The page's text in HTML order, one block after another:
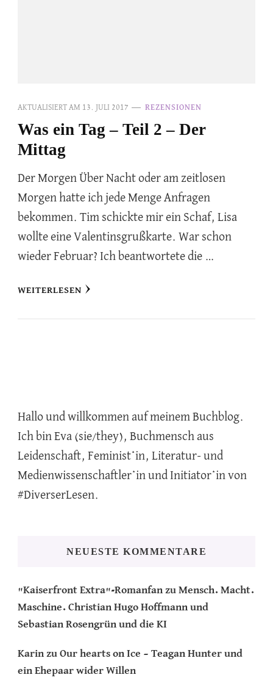
AKTUALISIERT AM 13. JULI 2017 REZENSIONEN
Was ein Tag – Teil 2 – Der
Mittag
Der Morgen Über Nacht oder am zeitlosen
Morgen hatte ich jede Menge Anfragen
bekommen. Tim schickte mir ein Schaf, Lisa
wollte eine Valentinsgrußkarte. War schon
wieder Februar? Ich beantwortete die …
WEITERLESEN
Hallo und willkommen auf meinem Buchblog.
Ich bin Eva (sie/they), Buchmensch aus
Leidenschaft, Feminist*in, Literatur- und
Medienwissenschaftler*in und Initiator*in von
#DiverserLesen.
NEUESTE KOMMENTARE
"Kaiserfront Extra"-Romanfan zu Mensch. Macht.
Maschine. Christian Hugo Hoffmann und
Sebastian Rosengrün und die KI
Karin zu Our hearts on Ice – Teagan Hunter und
ein Ehepaar wider Willen